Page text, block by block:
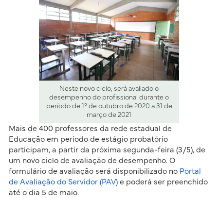
Neste novo ciclo, será avaliado o
desempenho do profissional durante o
período de 1º de outubro de 2020 a 31 de
março de 2021
Mais de 400 professores da rede estadual de
Educação em período de estágio probatório
participam, a partir da próxima segunda-feira (3/5), de
um novo ciclo de avaliação de desempenho. O
formulário de avaliação será disponibilizado no Portal
de Avaliação do Servidor (PAV)e poderá ser preenchido
até o dia 5 de maio.